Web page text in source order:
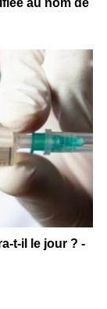
au nom de
t-il le jour ? -